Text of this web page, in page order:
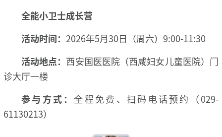
全能小卫士成长营
活动时间： 2026年5月30日（周六）9:00-11:30
活动地点： 西安国医医院（西咸妇女儿童医院）门
诊大厅一楼
参与方式：全程免费、扫码电话预约（029-
61130213）